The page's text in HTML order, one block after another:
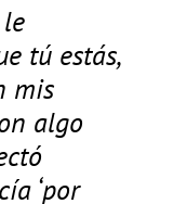
tú estás,
mis
algo
‘por